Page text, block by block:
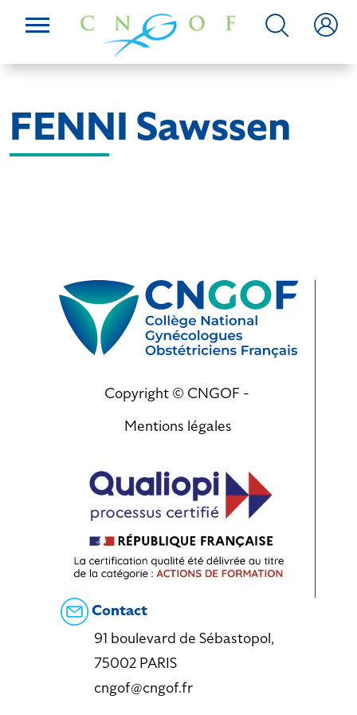
FENNI Sawssen
Copyright © CNGOF -
Mentions légales
Contact
91 boulevard de Sébastopol,
75002 PARIS
cngof@cngof.fr